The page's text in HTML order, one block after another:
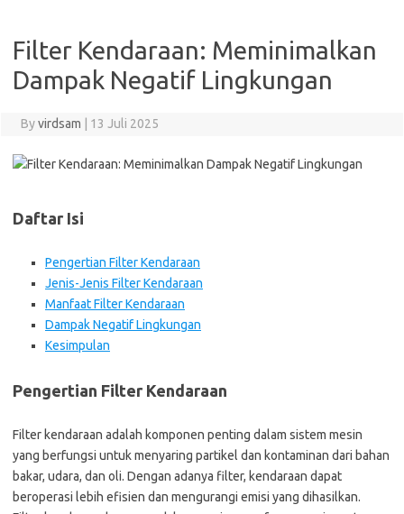
Filter Kendaraan: Meminimalkan
Dampak Negatif Lingkungan
Byvirdsam 13 Juli 2025
Daftar Isi
Pengertian Filter Kendaraan
Jenis-Jenis Filter Kendaraan
Manfaat Filter Kendaraan
Dampak Negatif Lingkungan
Kesimpulan
Pengertian Filter Kendaraan
Filter kendaraan adalah komponen penting dalam sistem mesin
yang berfungsi untuk menyaring partikel dan kontaminan dari bahan
bakar, udara, dan oli. Dengan adanya filter, kendaraan dapat
beroperasi lebih efisien dan mengurangi emisi yang dihasilkan.